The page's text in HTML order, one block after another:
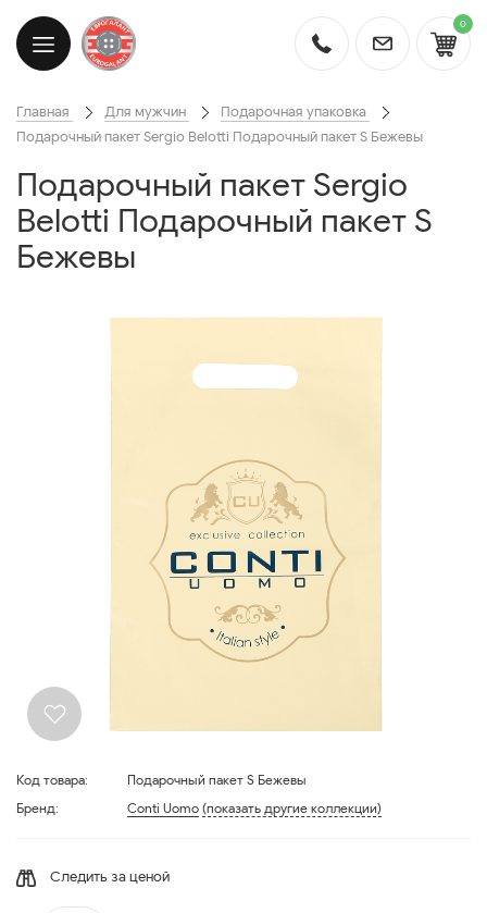
0
Главная Для мужчин
Подарочная упаковка
Подарочный пакет Sergio Belotti Подарочный пакет S Бежевы
Подарочный пакет Sergio
Belotti Подарочный пакет S
Бежевы
Код товара:
Подарочный пакет S Бежевы
Бренд:
Conti Uomo (показать другие коллекции)
Следить за ценой